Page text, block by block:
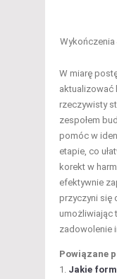
Wykończenia
W miarę
aktualizować
rzeczywisty
zespołem
pomóc w
etapie, co
korekt w
efektywnie
przyczyni się
umożliwiając
zadowolenie
Powiązane
Jakie